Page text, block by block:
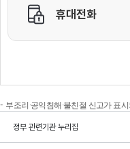
부조리·공익침해·불친절 신고가 표
정부 관련기관 누리집